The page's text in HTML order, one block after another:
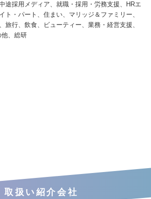
途採用メディア、就職・採用・労務支援、HRエ
ト・パート、住まい、マリッジ＆ファミリー、
旅行、飲食、ビューティー、業務・経営支援、
他、総研
取扱い紹介会社